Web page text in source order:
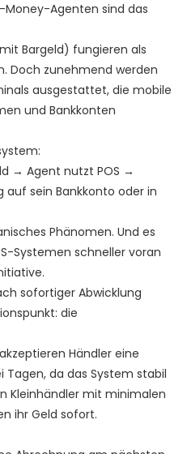
Agenten sind das
Bargeld) fungieren als
Doch zunehmend werden
ausgestattet, die mobile
und Bankkonten
→ Agent nutzt POS →
auf sein Bankkonto oder in
Phänomen. Und es
Systemen schneller voran
sofortiger Abwicklung
die
Händler eine
Tagen, da das System stabil
Kleinhändler mit minimalen
ihr Geld sofort.